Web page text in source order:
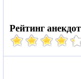
Рейтинг